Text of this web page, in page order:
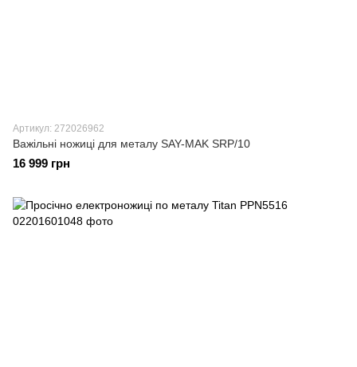
Артикул: 272026962
Важільні ножиці для металу SAY-MAK SRP/10
16 999 грн